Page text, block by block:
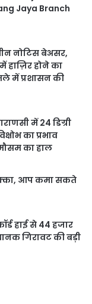
Jaya Branch
नोटिस बेअसर,
हाज़िर होने का
में प्रशासन की
में 24 डिग्री
का प्रभाव
का हाल
आप कमा सकते
हाई से 44 हजार
गिरावट की बड़ी